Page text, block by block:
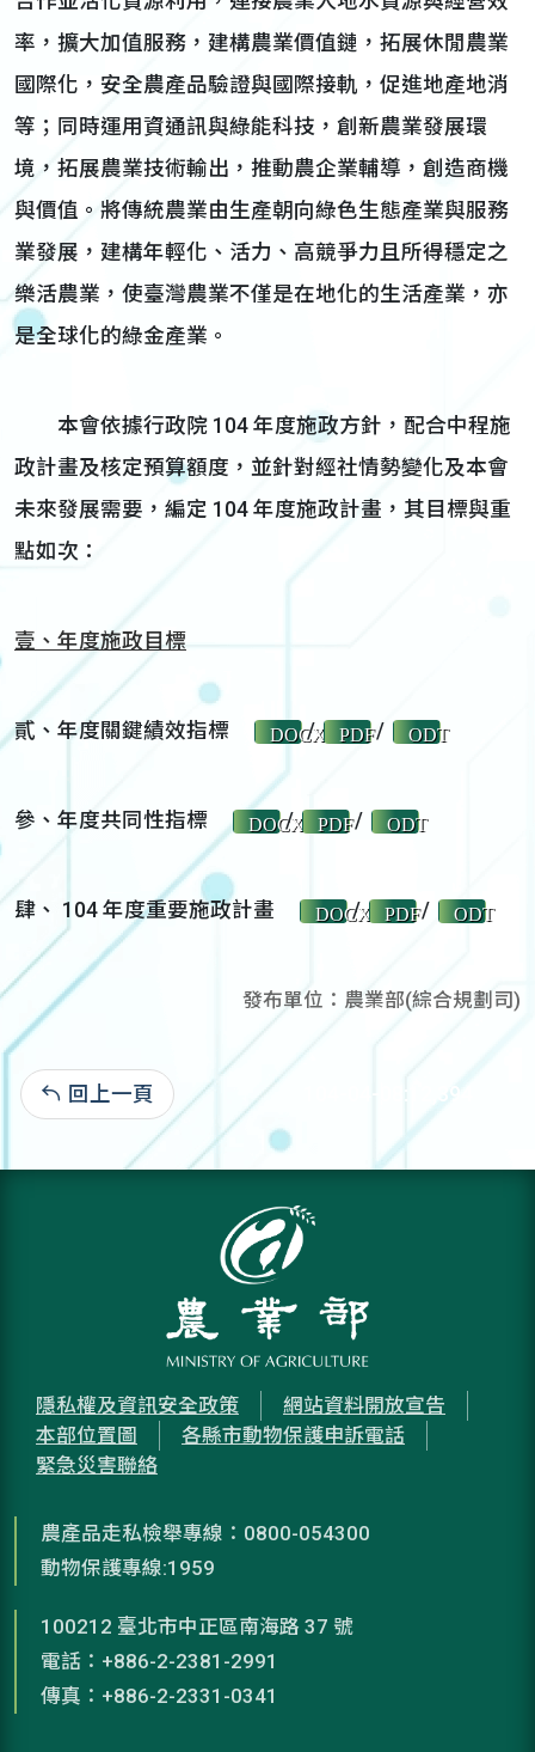
率，擴大加值服務，建構農業價值鏈，拓展休閒農業
國際化，安全農產品驗證與國際接軌，促進地產地消
等；同時運用資通訊與綠能科技，創新農業發展環
境，拓展農業技術輸出，推動農企業輔導，創造商機
與價值。將傳統農業由生產朝向綠色生態產業與服務
業發展，建構年輕化、活力、高競爭力且所得穩定之
樂活農業，使臺灣農業不僅是在地化的生活產業，亦
是全球化的綠金產業。
本會依據行政院 104 年度施政方針，配合中程施
政計畫及核定預算額度，並針對經社情勢變化及本會
未來發展需要，編定 104 年度施政計畫，其目標與重
點如次：
壹、年度施政目標
貳、年度關鍵績效指標 DOCX
/ PDF/ ODT
參、年度共同性指標 DOCX
/ PDF/ ODT
肆、 104 年度重要施政計畫 DOCX
/ PDF/ ODT
發布單位：農業部(綜合規劃司)
回上一頁 104-04-08:12,394
隱私權及資訊安全政策
網站資料開放宣告
本部位置圖
各縣市動物保護申訴電話
緊急災害聯絡
農產品走私檢舉專線：0800-054300
動物保護專線:1959
100212 臺北市中正區南海路 37 號
電話：+886-2-2381-2991
傳真：+886-2-2331-0341